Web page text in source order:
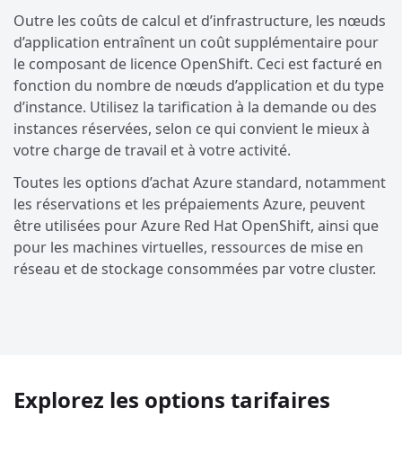
Outre les coûts de calcul et d’infrastructure, les nœuds
d’application entraînent un coût supplémentaire pour
le composant de licence OpenShift. Ceci est facturé en
fonction du nombre de nœuds d’application et du type
d’instance. Utilisez la tarification à la demande ou des
instances réservées, selon ce qui convient le mieux à
votre charge de travail et à votre activité.
Toutes les options d’achat Azure standard, notamment
les réservations et les prépaiements Azure, peuvent
être utilisées pour Azure Red Hat OpenShift, ainsi que
pour les machines virtuelles, ressources de mise en
réseau et de stockage consommées par votre cluster.
Explorez les options tarifaires